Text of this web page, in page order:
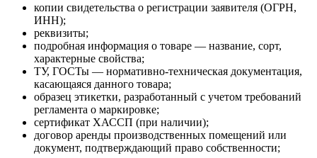
копии свидетельства о регистрации заявителя (ОГРН,
ИНН);
реквизиты;
подробная информация о товаре — название, сорт,
характерные свойства;
ТУ, ГОСТы — нормативно-техническая документация,
касающаяся данного товара;
образец этикетки, разработанный с учетом требований
регламента о маркировке;
сертификат ХАССП (при наличии);
договор аренды производственных помещений или
документ, подтверждающий право собственности;